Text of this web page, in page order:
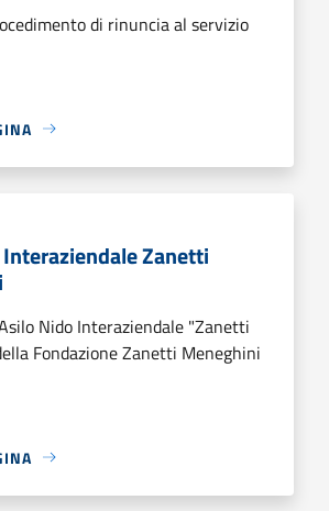
di rinuncia al servizio
Zanetti
Nido Interaziendale "Zanetti
Fondazione Zanetti Meneghini